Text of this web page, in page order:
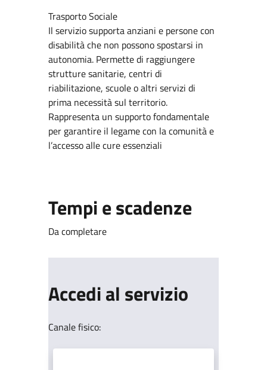
Trasporto Sociale
Il servizio supporta anziani e persone con
disabilità che non possono spostarsi in
autonomia. Permette di raggiungere
strutture sanitarie, centri di
riabilitazione, scuole o altri servizi di
prima necessità sul territorio.
Rappresenta un supporto fondamentale
per garantire il legame con la comunità e
l’accesso alle cure essenziali
Tempi e scadenze
Da completare
Accedi al servizio
Canale fisico: